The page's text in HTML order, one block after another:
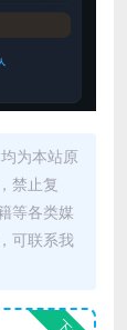
为本站原
禁止复
等各类媒
可联系我